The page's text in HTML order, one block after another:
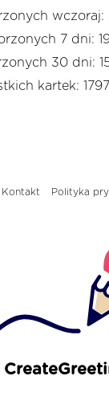
wczoraj:
7 dni:
30 dni:
kartek:
Kontakt Polityka